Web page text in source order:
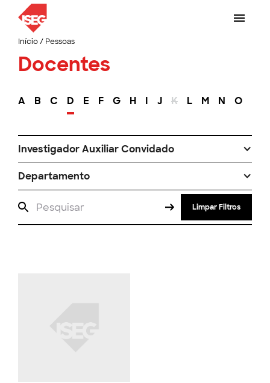
Início/ Pessoas
Docentes
A B C D E F G H I J K L M N O
Investigador Auxiliar Convidado
Departamento
Limpar Filtros